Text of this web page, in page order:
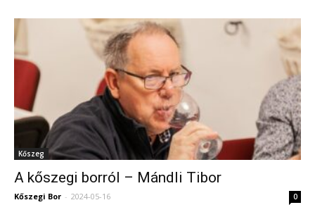
Kőszeg
A kőszegi borról – Mándli Tibor
Kőszegi Bor - 2024-05-16 0